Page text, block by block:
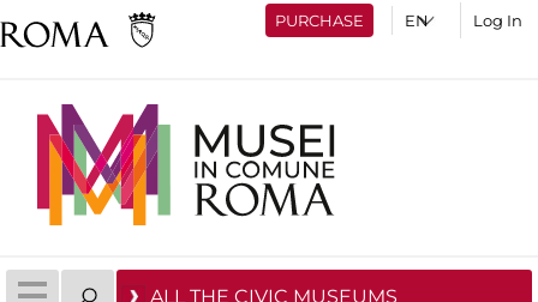
PURCHASE Log In
ALL THE CIVIC MUSEUMS